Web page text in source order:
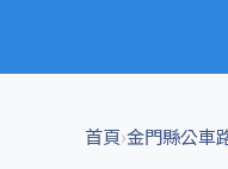
首頁›金門縣公車